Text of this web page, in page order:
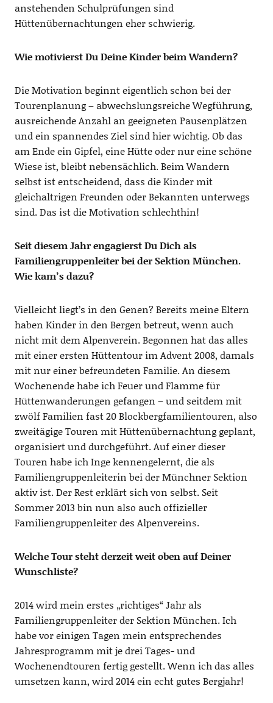
anstehenden Schulprüfungen sind
Hüttenübernachtungen eher schwierig.
Wie motivierst Du Deine Kinder beim Wandern?
Die Motivation beginnt eigentlich schon bei der
Tourenplanung – abwechslungsreiche Wegführung,
ausreichende Anzahl an geeigneten Pausenplätzen
und ein spannendes Ziel sind hier wichtig. Ob das
am Ende ein Gipfel, eine Hütte oder nur eine schöne
Wiese ist, bleibt nebensächlich. Beim Wandern
selbst ist entscheidend, dass die Kinder mit
gleichaltrigen Freunden oder Bekannten unterwegs
sind. Das ist die Motivation schlechthin!
Seit diesem Jahr engagierst Du Dich als
Familiengruppenleiter bei der Sektion München.
Wie kam’s dazu?
Vielleicht liegt’s in den Genen? Bereits meine Eltern
haben Kinder in den Bergen betreut, wenn auch
nicht mit dem Alpenverein. Begonnen hat das alles
mit einer ersten Hüttentour im Advent 2008, damals
mit nur einer befreundeten Familie. An diesem
Wochenende habe ich Feuer und Flamme für
Hüttenwanderungen gefangen – und seitdem mit
zwölf Familien fast 20 Blockbergfamilientouren, also
zweitägige Touren mit Hüttenübernachtung geplant,
organisiert und durchgeführt. Auf einer dieser
Touren habe ich Inge kennengelernt, die als
Familiengruppenleiterin bei der Münchner Sektion
aktiv ist. Der Rest erklärt sich von selbst. Seit
Sommer 2013 bin nun also auch offizieller
Familiengruppenleiter des Alpenvereins.
Welche Tour steht derzeit weit oben auf Deiner
Wunschliste?
2014 wird mein erstes „richtiges“ Jahr als
Familiengruppenleiter der Sektion München. Ich
habe vor einigen Tagen mein entsprechendes
Jahresprogramm mit je drei Tages- und
Wochenendtouren fertig gestellt. Wenn ich das alles
umsetzen kann, wird 2014 ein echt gutes Bergjahr!